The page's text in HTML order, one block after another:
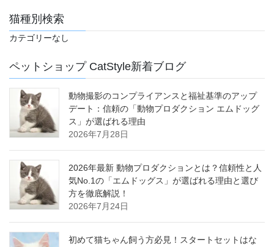
猫種別検索
カテゴリーなし
ペットショップ CatStyle新着ブログ
動物撮影のコンプライアンスと福祉基準のアップ
デート：信頼の「動物プロダクション エムドッグ
ス」が選ばれる理由
2026年7月28日
2026年最新 動物プロダクションとは？信頼性と人
気No.1の「エムドッグス」が選ばれる理由と選び
方を徹底解説！
2026年7月24日
初めて猫ちゃん飼う方必見！スタートセットはな